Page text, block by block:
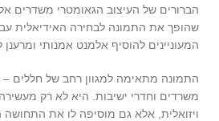
הברורים של העיצוב הגאומטרי משדרים
שהופך את התמונה לבחירה האידיאלית
המעוניינים להוסיף אלמנט אמנותי ומרענן
התמונה מתאימה למגוון רחב של חללים –
משרדים וחדרי ישיבות. היא לא רק
ויזואלית, אלא גם מוסיפה לו את התחושה